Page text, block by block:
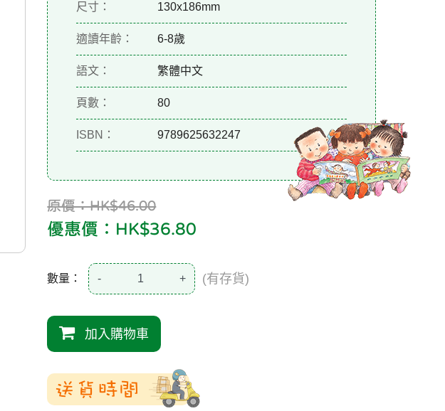
尺寸： 130x186mm
適讀年齡： 6-8歲
語文： 繁體中文
頁數： 80
ISBN： 9789625632247
原價：HK$46.00
優惠價：HK$36.80
數量： - + (有存貨)
加入購物車
送貨時間